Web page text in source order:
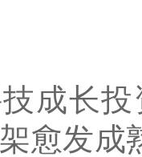
成长
愈发成